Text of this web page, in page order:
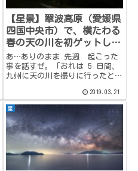
【星景】翠波高原（愛媛県
四国中央市）で、横たわる
春の天の川を初ゲットして
きました。
あ…ありのまま 先週 起こった
事を話すぜ。「おれは 5 日間、
九州に天の川を撮りに行ったと思
撮った天の川写真だった。」
な… 何を言っているのか わか
らねーと思うが(ry というわけ
で、先週5日間ほど九州に天
の...
2019.03.21
星